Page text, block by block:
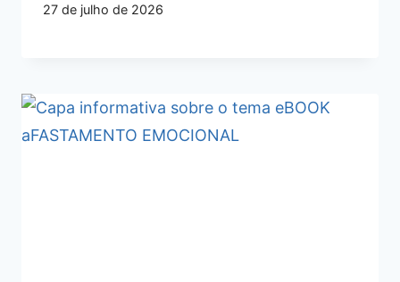
27 de julho de 2026